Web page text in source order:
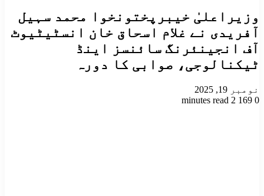
وزیراعلیٰ خیبرپختونخوا محمد سہیل
آفریدی نے غلام اسحاق خان انسٹیٹیوٹ
آف انجینئرنگ سائنسز اینڈ
ٹیکنالوجی، صوابی کا دورہ
نومبر 19, 2025
0
2 minutes read